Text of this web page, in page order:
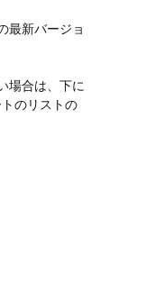
最新バージョ
場合は、下に
のリストの